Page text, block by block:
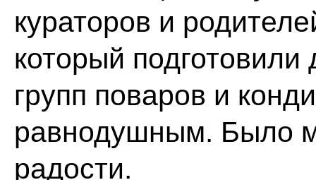
кураторов и
который
групп поваров и
равнодушным. Было
радости.